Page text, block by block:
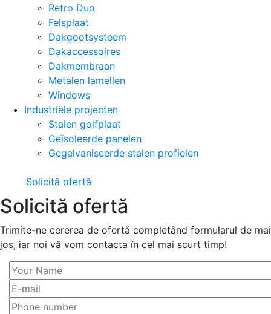
Retro Duo
Felsplaat
Dakgootsysteem
Dakaccessoires
Dakmembraan
Metalen lamellen
Windows
Industriële projecten
Stalen golfplaat
Geïsoleerde panelen
Gegalvaniseerde stalen profielen
Solicită ofertă
Solicită ofertă
Trimite-ne cererea de ofertă completând formularul de mai
jos, iar noi vă vom contacta în cel mai scurt timp!